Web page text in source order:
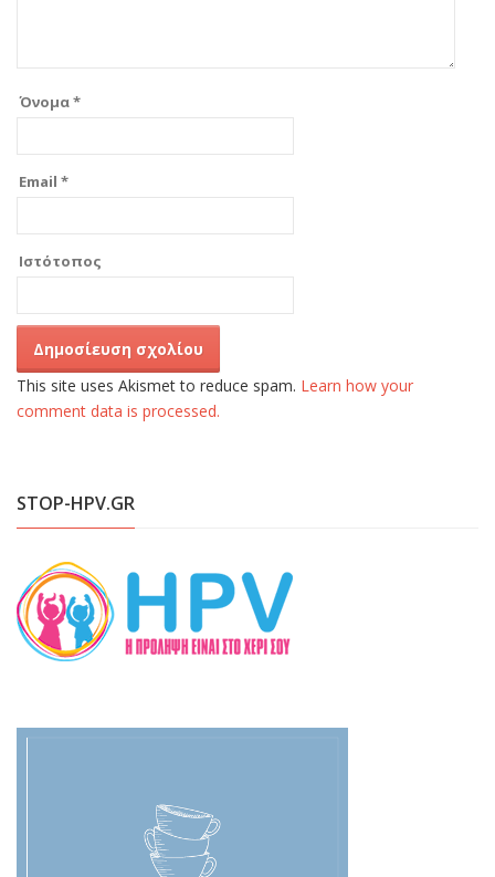
Όνομα*
Email *
Ιστότοπος
This site uses Akismet to reduce spam. Learn how your
comment data is processed.
STOP-HPV.GR